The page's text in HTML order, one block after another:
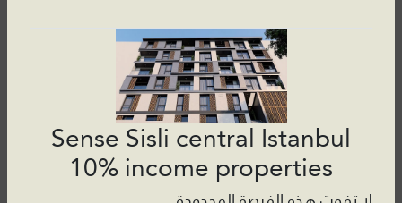
Sense Sisli central Istanbul
10% income properties